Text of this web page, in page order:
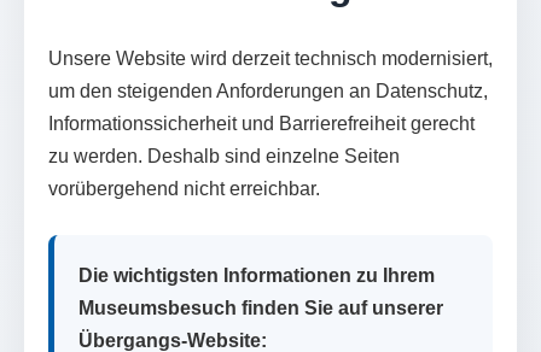
Unsere Website wird derzeit technisch modernisiert,
um den steigenden Anforderungen an Datenschutz,
Informationssicherheit und Barrierefreiheit gerecht
zu werden. Deshalb sind einzelne Seiten
vorübergehend nicht erreichbar.
Die wichtigsten Informationen zu Ihrem
Museumsbesuch finden Sie auf unserer
Übergangs-Website: